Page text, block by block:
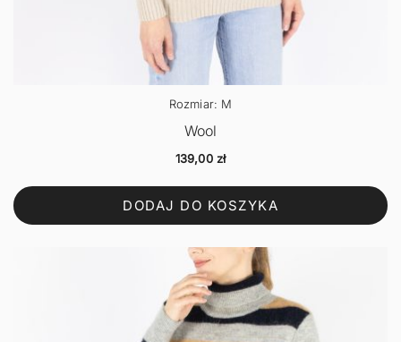
Rozmiar: M
Wool
139,00 zł
DODAJ DO KOSZYKA